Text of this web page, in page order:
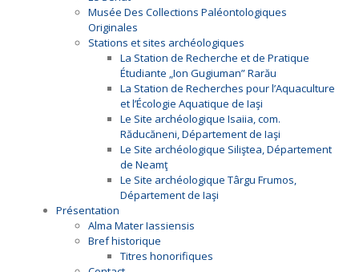
Musée Des Collections Paléontologiques
Originales
Stations et sites archéologiques
La Station de Recherche et de Pratique
Étudiante „Ion Gugiuman” Rarău
La Station de Recherches pour l’Aquaculture
et l’Écologie Aquatique de Iaşi
Le Site archéologique Isaiia, com.
Răducăneni, Département de Iaşi
Le Site archéologique Siliştea, Département
de Neamţ
Le Site archéologique Târgu Frumos,
Département de Iaşi
Présentation
Alma Mater Iassiensis
Bref historique
Titres honorifiques